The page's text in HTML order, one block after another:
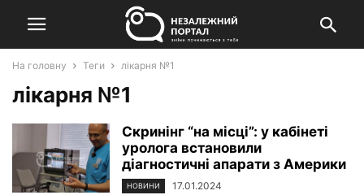
На головну Теги лікарня №1
лікарня №1
Скринінг “на місці”: у кабінеті
уролога встановили
діагностичні апарати з Америки
НОВИНИ 17.01.2024